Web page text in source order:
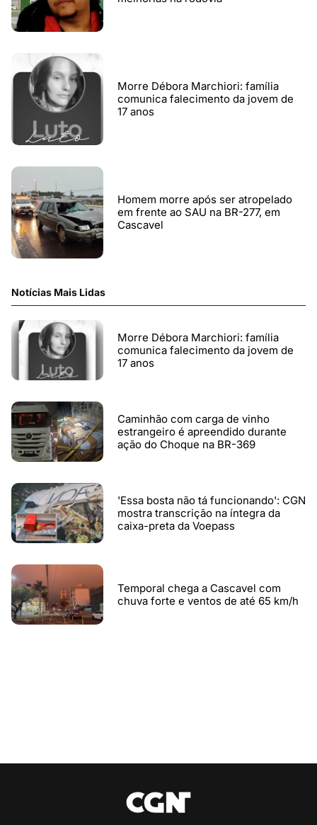
Morre Débora Marchiori: família
comunica falecimento da jovem de
17 anos
Homem morre após ser atropelado
em frente ao SAU na BR-277, em
Cascavel
Notícias Mais Lidas
Morre Débora Marchiori: família
comunica falecimento da jovem de
17 anos
Caminhão com carga de vinho
estrangeiro é apreendido durante
ação do Choque na BR-369
'Essa bosta não tá funcionando': CGN
mostra transcrição na íntegra da
caixa-preta da Voepass
Temporal chega a Cascavel com
chuva forte e ventos de até 65 km/h